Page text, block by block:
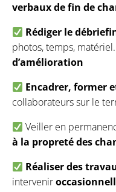
verbaux de fin de
Rédiger le
photos, temps,
d’amélioration
Encadrer, former
collaborateurs sur le
Veiller en
à la propreté des
Réaliser des
intervenir